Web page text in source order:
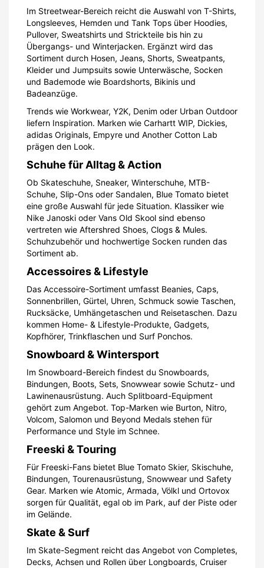
Im Streetwear-Bereich reicht die Auswahl von T-Shirts,
Longsleeves, Hemden und Tank Tops über Hoodies,
Pullover, Sweatshirts und Strickteile bis hin zu
Übergangs- und Winterjacken. Ergänzt wird das
Sortiment durch Hosen, Jeans, Shorts, Sweatpants,
Kleider und Jumpsuits sowie Unterwäsche, Socken
und Bademode wie Boardshorts, Bikinis und
Badeanzüge.
Trends wie Workwear, Y2K, Denim oder Urban Outdoor
liefern Inspiration. Marken wie Carhartt WIP, Dickies,
adidas Originals, Empyre und Another Cotton Lab
prägen den Look.
Schuhe für Alltag & Action
Ob Skateschuhe, Sneaker, Winterschuhe, MTB-
Schuhe, Slip-Ons oder Sandalen, Blue Tomato bietet
eine große Auswahl für jede Situation. Klassiker wie
Nike Janoski oder Vans Old Skool sind ebenso
vertreten wie Aftershred Shoes, Clogs & Mules.
Schuhzubehör und hochwertige Socken runden das
Sortiment ab.
Accessoires & Lifestyle
Das Accessoire-Sortiment umfasst Beanies, Caps,
Sonnenbrillen, Gürtel, Uhren, Schmuck sowie Taschen,
Rucksäcke, Umhängetaschen und Reisetaschen. Dazu
kommen Home- & Lifestyle-Produkte, Gadgets,
Kopfhörer, Trinkflaschen und Surf Ponchos.
Snowboard & Wintersport
Im Snowboard-Bereich findest du Snowboards,
Bindungen, Boots, Sets, Snowwear sowie Schutz- und
Lawinenausrüstung. Auch Splitboard-Equipment
gehört zum Angebot. Top-Marken wie Burton, Nitro,
Volcom, Salomon und Beyond Medals stehen für
Performance und Style im Schnee.
Freeski & Touring
Für Freeski-Fans bietet Blue Tomato Skier, Skischuhe,
Bindungen, Tourenausrüstung, Snowwear und Safety
Gear. Marken wie Atomic, Armada, Völkl und Ortovox
sorgen für Qualität, egal ob im Park, auf der Piste oder
im Gelände.
Skate & Surf
Im Skate-Segment reicht das Angebot von Completes,
Decks, Achsen und Rollen über Longboards, Cruiser